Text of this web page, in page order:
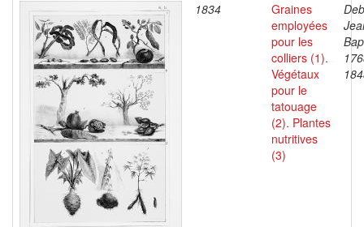
1834
Graines
employées
pour les
colliers (1).
Végétaux
pour le
tatouage
(2). Plantes
nutritives
(3)